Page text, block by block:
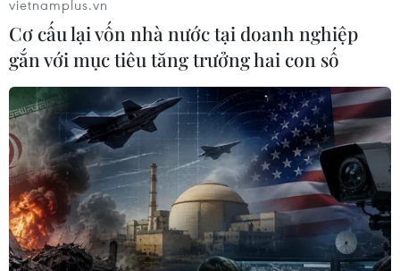
vietnamplus.vn
Cơ cấu lại vốn nhà nước tại doanh nghiệp
gắn với mục tiêu tăng trưởng hai con số